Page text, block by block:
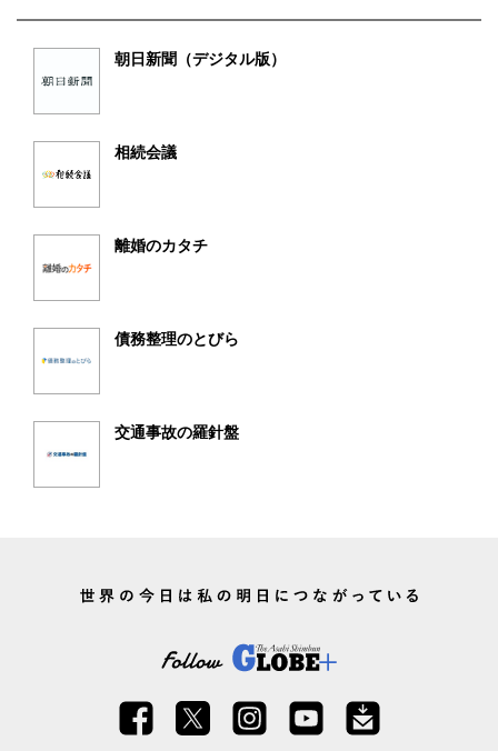
朝日新聞（デジタル版）
相続会議
離婚のカタチ
債務整理のとびら
交通事故の羅針盤